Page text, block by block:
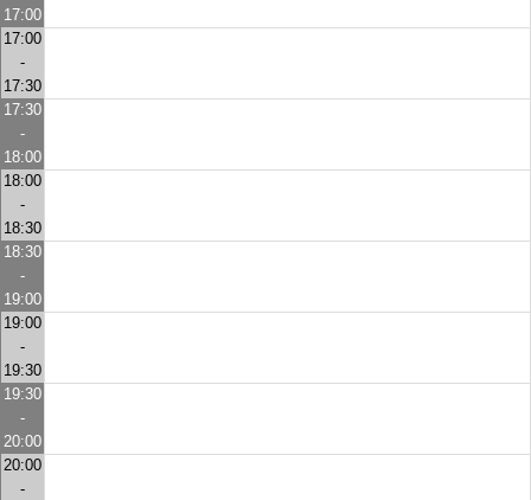
17:00
17:00
-
17:30
17:30
-
18:00
18:00
-
18:30
18:30
-
19:00
19:00
-
19:30
19:30
-
20:00
20:00
-